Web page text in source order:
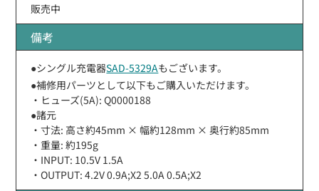
販売中
備考
●シングル充電器SAD-5329Aもございます。
●補修用パーツとして以下もご購入いただけます。
・ヒューズ(5A): Q0000188
●諸元
・寸法: 高さ約45mm × 幅約128mm × 奥行約85mm
・重量: 約195g
・INPUT: 10.5V 1.5A
・OUTPUT: 4.2V 0.9A;X2 5.0A 0.5A;X2